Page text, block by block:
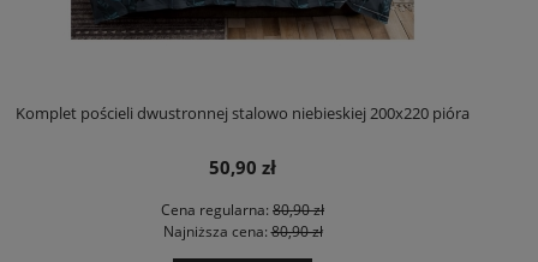
Komplet pościeli dwustronnej stalowo niebieskiej 200x220 pióra
50,90 zł
Cena regularna: 80,90 zł
Najniższa cena:80,90 zł